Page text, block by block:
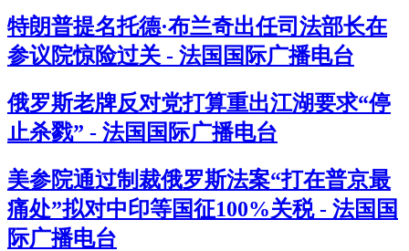
特朗普提名托德·布兰奇出任司法部长在
参议院惊险过关 - 法国国际广播电台
俄罗斯老牌反对党打算重出江湖要求“停
止杀戮” - 法国国际广播电台
美参院通过制裁俄罗斯法案“打在普京最
痛处”拟对中印等国征100%关税 - 法国国
际广播电台